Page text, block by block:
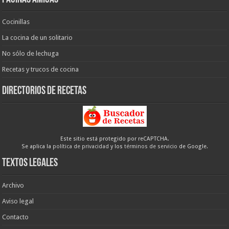
Cocinillas
La cocina de un solitario
No sólo de lechuga
Recetas y trucos de cocina
Directorios de recetas
Este sitio está protegido por reCAPTCHA.
Se aplica la política de privacidad y los términos de servicio de Google.
Textos legales
Archivo
Aviso legal
Contacto